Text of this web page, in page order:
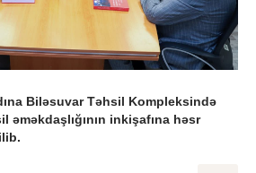
Biləsuvar Təhsil Kompleksində
əməkdaşlığının inkişafına həsr